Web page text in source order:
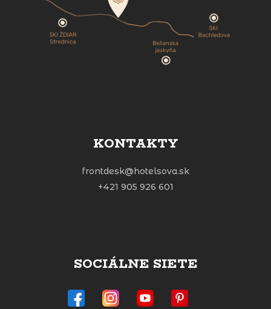
KONTAKTY
frontdesk@hotelsova.sk
+421 905 926 601
SOCIÁLNE SIETE